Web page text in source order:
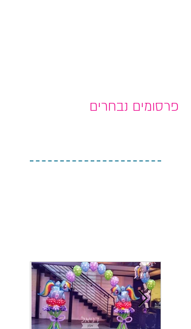
פרסומים נבחרים